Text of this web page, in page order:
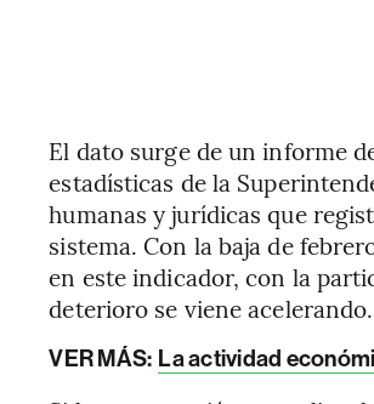
El dato surge de un informe
estadísticas de la
humanas y jurídicas que
sistema. Con la baja de
en este indicador, con la
deterioro se viene acelerando.
VER MÁS: La actividad